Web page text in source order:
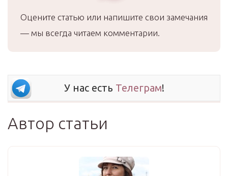
Оцените статью или напишите свои замечания
— мы всегда читаем комментарии.
У нас есть Телеграм!
Автор статьи